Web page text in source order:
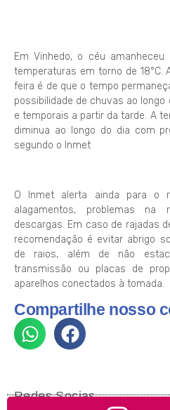
Em Vinhedo, o céu
temperaturas em torno de
feira é de que o tempo
possibilidade de chuvas ao
e temporais a partir da tarde. A
diminua ao longo do dia com
segundo o Inmet
O Inmet alerta ainda para o
alagamentos, problemas
descargas. Em caso de rajadas
recomendação é evitar abrigo
de raios, além de não
transmissão ou placas de
aparelhos conectados à tomada.
Compartilhe nosso
Redes Socias